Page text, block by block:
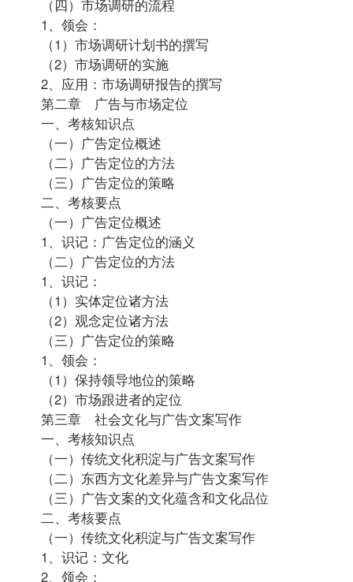
（四）市场调研的流程
1、领会：
（1）市场调研计划书的撰写
（2）市场调研的实施
2、应用：市场调研报告的撰写
第二章 广告与市场定位
一、考核知识点
（一）广告定位概述
（二）广告定位的方法
（三）广告定位的策略
二、考核要点
（一）广告定位概述
1、识记：广告定位的涵义
（二）广告定位的方法
1、识记：
（1）实体定位诸方法
（2）观念定位诸方法
（三）广告定位的策略
1、领会：
（1）保持领导地位的策略
（2）市场跟进者的定位
第三章 社会文化与广告文案写作
一、考核知识点
（一）传统文化积淀与广告文案写作
（二）东西方文化差异与广告文案写作
（三）广告文案的文化蕴含和文化品位
二、考核要点
（一）传统文化积淀与广告文案写作
1、识记：文化
2、领会：